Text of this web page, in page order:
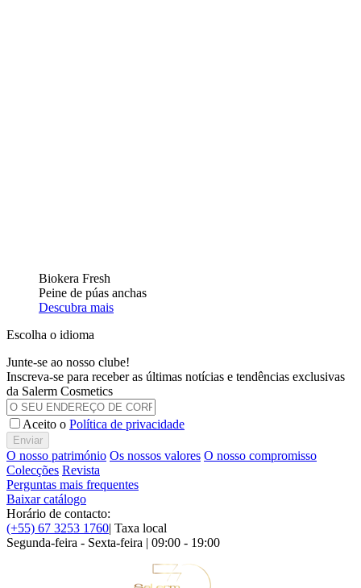
Biokera Fresh
Peine de púas anchas
Descubra mais
Escolha o idioma
Junte-se ao nosso clube!
Inscreva-se para receber as últimas notícias e tendências exclusivas
da Salerm Cosmetics
Aceito o Política de privacidade
Enviar
O nosso património Os nossos valores O nosso compromisso
Colecções Revista
Perguntas mais frequentes
Baixar catálogo
Horário de contacto:
(+55) 67 3253 1760| Taxa local
Segunda-feira - Sexta-feira | 09:00 - 19:00